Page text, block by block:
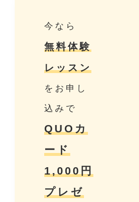
今なら
無料体験
レッスン
をお申し
込みで
QUOカ
ード
1,000円
プレゼ